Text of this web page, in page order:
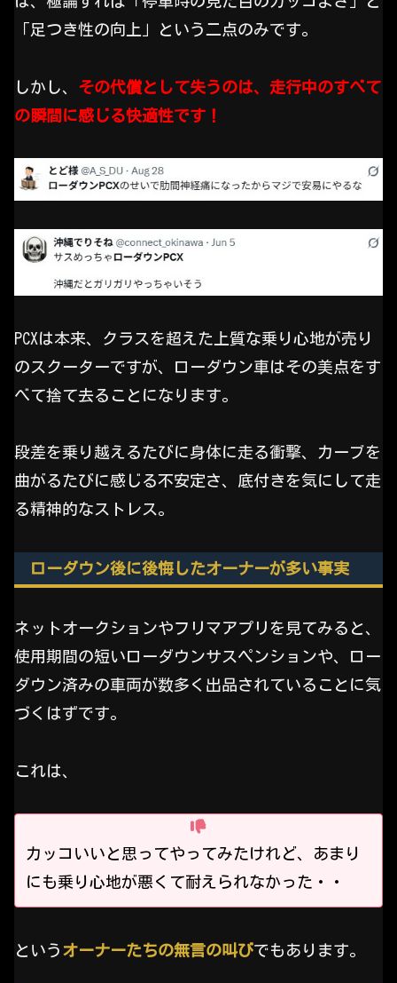
「足つき性の向上」という二点のみです。
しかし、 その代償として失うのは、走行中のすべて
の瞬間に感じる快適性です！
PCXは本来、クラスを超えた上質な乗り心地が売り
のスクーターですが、ローダウン車はその美点をす
べて捨て去ることになります。
段差を乗り越えるたびに身体に走る衝撃、カーブを
曲がるたびに感じる不安定さ、底付きを気にして走
る精神的なストレス。
ローダウン後に後悔したオーナーが多い事実
ネットオークションやフリマアプリを見てみると、
使用期間の短いローダウンサスペンションや、ロー
ダウン済みの車両が数多く出品されていることに気
づくはずです。
これは、
カッコいいと思ってやってみたけれど、あまり
にも乗り心地が悪くて耐えられなかった・・
という オーナーたちの無言の叫びでもあります。